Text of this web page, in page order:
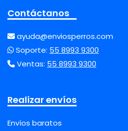
Contáctanos
ayuda@enviosperros.com
Soporte: 55 8993 9300
Ventas: 55 8993 9300
Realizar envíos
Envíos baratos